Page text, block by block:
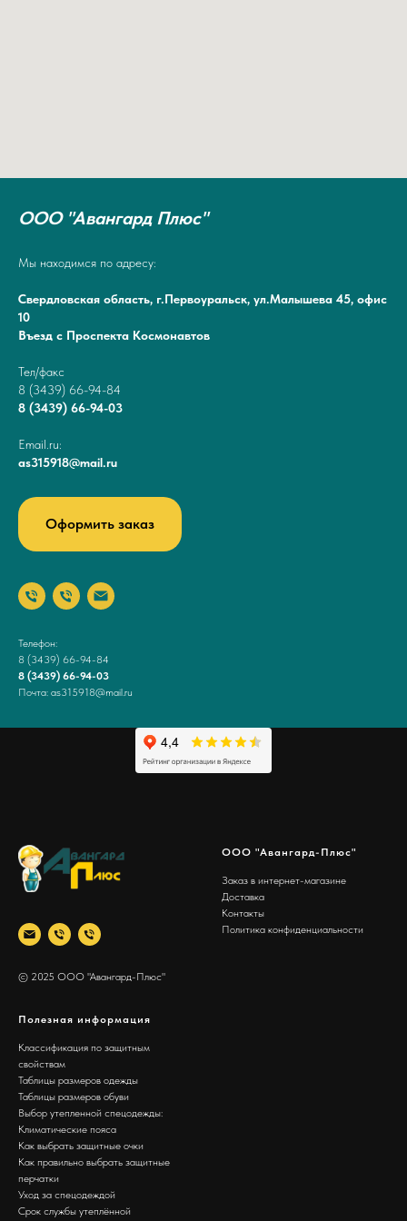
ООО "Авангард Плюс"
Мы находимся по адресу:
Свердловская область, г.Первоуральск, ул.Малышева 45, офис
10
Въезд с Проспекта Космонавтов
Тел/факс
8 (3439) 66-94-84
8 (3439) 66-94-03
Email.ru:
as315918@mail.ru
Оформить заказ
Телефон:
8 (3439) 66-94-84
8 (3439) 66-94-03
Почта: as315918@mail.ru
© 2025 ООО "Авангард-Плюс"
ООО "Авангард-Плюс"
Заказ в интернет-магазине
Доставка
Контакты
Политика конфиденциальности
Полезная информация
Классификация по защитным
свойствам
Таблицы размеров одежды
Таблицы размеров обуви
Выбор утепленной спецодежды:
Климатические пояса
Как выбрать защитные очки
Как правильно выбрать защитные
перчатки
Уход за спецодеждой
Срок службы утеплённой